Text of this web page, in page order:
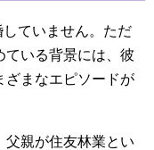
ていません。ただ
ている背景には、彼
ざまなエピソードが
父親が住友林業とい